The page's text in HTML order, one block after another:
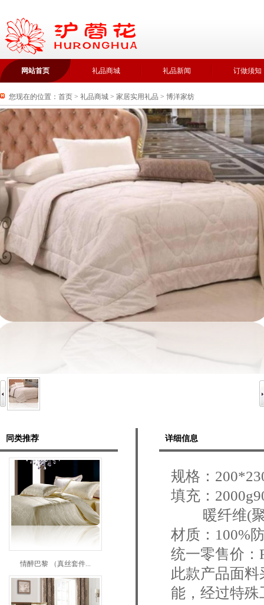
网站首页 礼品商城 礼品新闻 订做须知
您现在的位置： 首页 > 礼品商城 > 家居实用礼品 > 博洋家纺
同类推荐
情醉巴黎 （真丝套件...
详细信息
规格：
填充：
暖纤维(聚
材质：100%
统一零售价：
此款产品面
能，经过特